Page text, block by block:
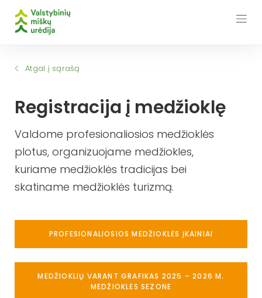
Atgal į sąrašą
Registracija į medžioklę
Valdome profesionaliosios medžioklės
plotus, organizuojame medžiokles,
kuriame medžioklės tradicijas bei
skatiname medžioklės turizmą.
PROFESIONALIOSIOS MEDŽIOKLĖS ĮKAINIAI
MEDŽIOKLIŲ VARANT GRAFIKAS 2025 – 2026 M.
MEDŽIOKLĖS SEZONE